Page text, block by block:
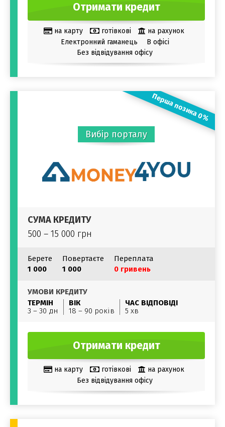
Отримати кредит
на карту готівкові
на рахунок
Електронний гаманець
В офісі
Без відвідування офісу
Вибір порталу
СУМА КРЕДИТУ
500 – 15 000 грн
Берете
1 000
Повертаєте
1 000
Переплата
0 гривень
УМОВИ КРЕДИТУ
ТЕРМІН
3 – 30 дн
ВІК
18 – 90 років
ЧАС ВІДПОВІДІ
5 хв
Перша позика 0%
Отримати кредит
на карту готівкові
на рахунок
Без відвідування офісу